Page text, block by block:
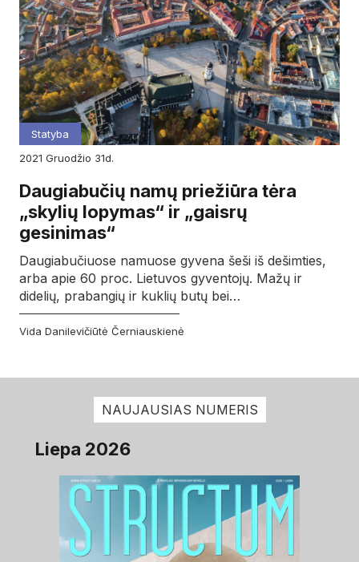
Statyba
2021
gruodžio 31d.
Daugiabučių namų priežiūra tėra
„skylių lopymas“ ir „gaisrų
gesinimas“
Daugiabučiuose namuose gyvena šeši iš dešimties,
arba apie 60 proc. Lietuvos gyventojų. Mažų ir
didelių, prabangių ir kuklių butų bei…
Vida Danilevičiūtė Černiauskienė
NAUJAUSIAS NUMERIS
Liepa 2026